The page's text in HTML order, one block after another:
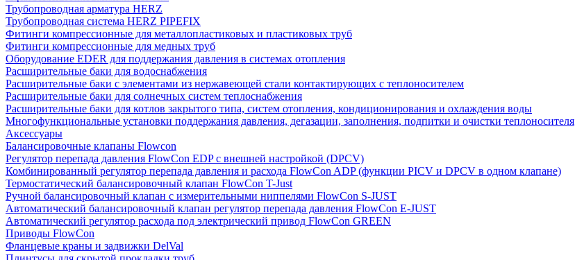
Трубопроводная арматура HERZ
Трубопроводная система HERZ PIPEFIX
Фитинги компрессионные для металлопластиковых и пластиковых труб
Фитинги компрессионные для медных труб
Оборудование EDER для поддержания давления в системах отопления
Расширительные баки для водоснабжения
Расширительные баки с элементами из нержавеющей стали контактирующих с теплоносителем
Расширительные баки для солнечных систем теплоснабжения
Расширительные баки для котлов закрытого типа, систем отопления, кондиционирования и охлаждения воды
Многофункциональные установки поддержания давления, дегазации, заполнения, подпитки и очистки теплоносителя
Аксессуары
Балансировочные клапаны Flowcon
Регулятор перепада давления FlowСon EDP с внешней настройкой (DPCV)
Комбинированный регулятор перепада давления и расхода FlowСon ADP (функции PICV и DPCV в одном клапане)
Термостатический балансировочный клапан FlowСon T-Just
Ручной балансировочный клапан с измерительными ниппелями FlowСon S-JUST
Автоматический балансировочный клапан регулятор перепада давления FlowСon E-JUST
Автоматический регулятор расхода под электрический привод FlowСon GREEN
Приводы FlowCon
Фланцевые краны и задвижки DelVal